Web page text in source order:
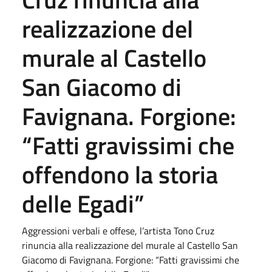
realizzazione del
murale al Castello
San Giacomo di
Favignana. Forgione:
“Fatti gravissimi che
offendono la storia
delle Egadi”
Aggressioni verbali e offese, l’artista Tono Cruz
rinuncia alla realizzazione del murale al Castello San
Giacomo di Favignana. Forgione: “Fatti gravissimi che